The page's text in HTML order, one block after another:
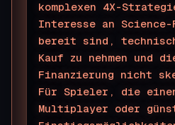
komplexen 4X-
Interesse an
bereit sind,
Kauf zu nehmen und
Finanzierung nicht
Für Spieler, die
Multiplayer oder